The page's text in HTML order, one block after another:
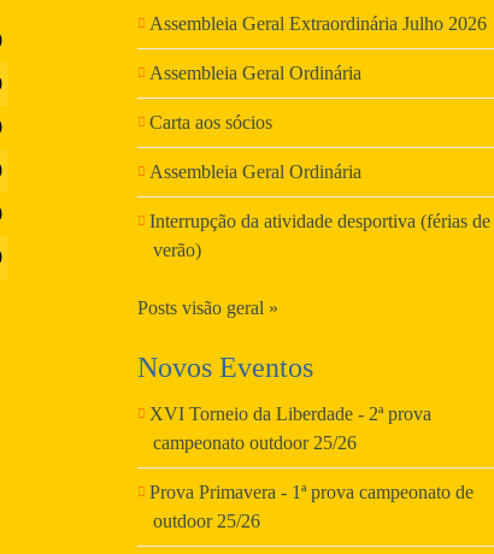
Assembleia Geral Extraordinária Julho 2026
Assembleia Geral Ordinária
Carta aos sócios
Assembleia Geral Ordinária
Interrupção da atividade desportiva (férias de
verão)
Posts visão geral »
Novos Eventos
XVI Torneio da Liberdade - 2ª prova
campeonato outdoor 25/26
Prova Primavera - 1ª prova campeonato de
outdoor 25/26